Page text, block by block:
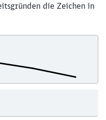
die Zeichen in